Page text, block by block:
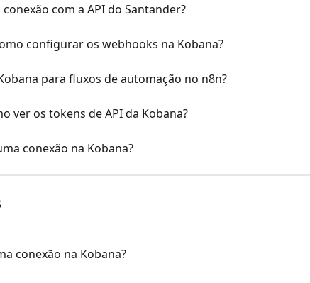
com a API do Santander?
configurar os webhooks na Kobana?
para fluxos de automação no n8n?
ver os tokens de API da Kobana?
conexão na Kobana?
conexão na Kobana?